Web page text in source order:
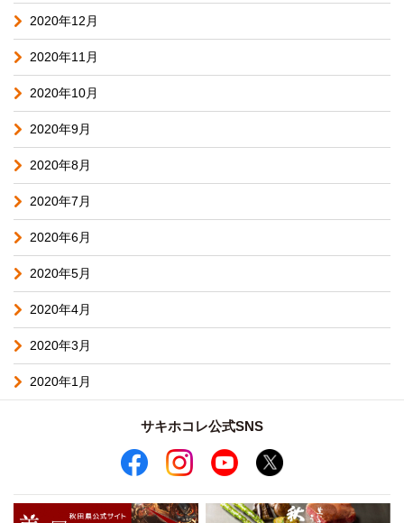
2020年12月
2020年11月
2020年10月
2020年9月
2020年8月
2020年7月
2020年6月
2020年5月
2020年4月
2020年3月
2020年1月
サキホコレ公式SNS